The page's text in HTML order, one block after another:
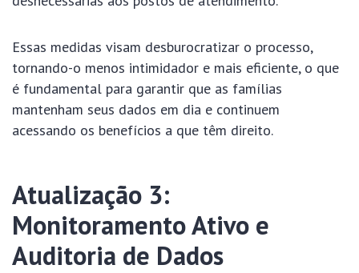
Essas medidas visam desburocratizar o processo,
tornando-o menos intimidador e mais eficiente, o que
é fundamental para garantir que as famílias
mantenham seus dados em dia e continuem
acessando os benefícios a que têm direito.
Atualização 3:
Monitoramento Ativo e
Auditoria de Dados